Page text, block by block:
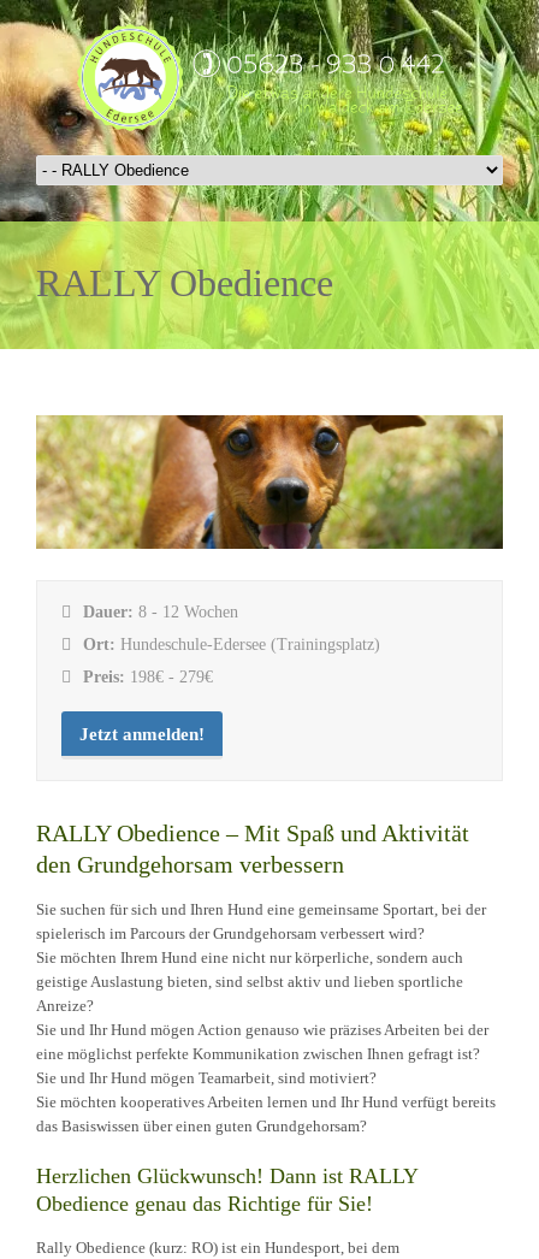
RALLY Obedience
Dauer: 8 - 12 Wochen
Ort: Hundeschule-Edersee (Trainingsplatz)
Preis: 198€ - 279€
Jetzt anmelden!
RALLY Obedience – Mit Spaß und Aktivität
den Grundgehorsam verbessern
Sie suchen für sich und Ihren Hund eine gemeinsame Sportart, bei der
spielerisch im Parcours der Grundgehorsam verbessert wird?
Sie möchten Ihrem Hund eine nicht nur körperliche, sondern auch
geistige Auslastung bieten, sind selbst aktiv und lieben sportliche
Anreize?
Sie und Ihr Hund mögen Action genauso wie präzises Arbeiten bei der
eine möglichst perfekte Kommunikation zwischen Ihnen gefragt ist?
Sie und Ihr Hund mögen Teamarbeit, sind motiviert?
Sie möchten kooperatives Arbeiten lernen und Ihr Hund verfügt bereits
das Basiswissen über einen guten Grundgehorsam?
Herzlichen Glückwunsch! Dann ist RALLY
Obedience genau das Richtige für Sie!
Rally Obedience (kurz: RO) ist ein Hundesport, bei dem